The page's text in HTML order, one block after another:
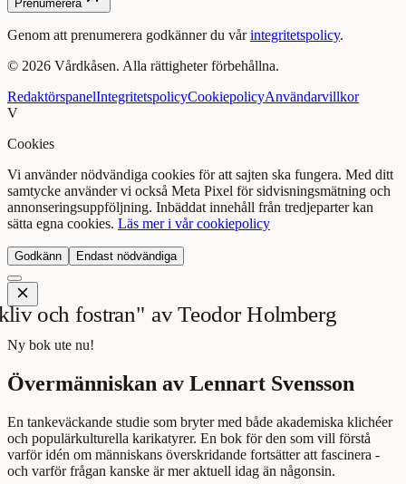
Prenumerera
Genom att prenumerera godkänner du vår integritetspolicy.
© 2026 Vårdkåsen. Alla rättigheter förbehållna.
RedaktörspanelIntegritetspolicyCookiepolicyAnvändarvillkor
V
Cookies
Vi använder nödvändiga cookies för att sajten ska fungera. Med ditt
samtycke använder vi också Meta Pixel för sidvisningsmätning och
annonseringsuppföljning. Inbäddat innehåll från tredjeparter kan
sätta egna cookies. Läs mer i vår cookiepolicy
Godkänn Endast nödvändiga
Ny bok ute nu!
Övermänniskan av Lennart Svensson
En tankeväckande studie som bryter med både akademiska klichéer
och populärkulturella karikatyrer. En bok för den som vill förstå
varför idén om människans överskridande fortsätter att fascinera -
och varför frågan kanske är mer aktuell idag än någonsin.